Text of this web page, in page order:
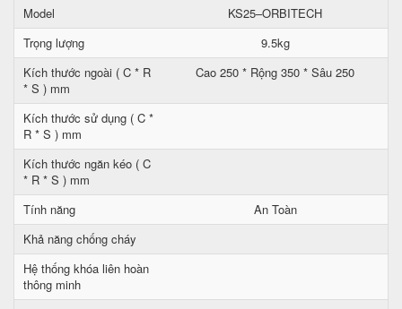
Model
KS25–ORBITECH
Trọng lượng
9.5kg
Kích thước ngoài ( C * R
* S ) mm
Cao 250 * Rộng 350 * Sâu 250
Kích thước sử dụng ( C *
R * S ) mm
Kích thước ngăn kéo ( C
* R * S ) mm
Tính năng
An Toàn
Khả năng chống cháy
Hệ thống khóa liên hoàn
thông minh